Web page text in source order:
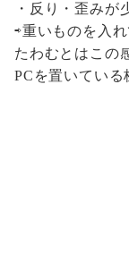
・反り・歪みが
⇨重いものを入
たわむとはこの
PCを置いている